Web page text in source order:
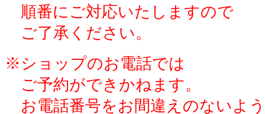
順番にご対応いたしますので
ご了承ください。
※ショップのお電話では
ご予約ができかねます。
お電話番号をお間違えのないよう